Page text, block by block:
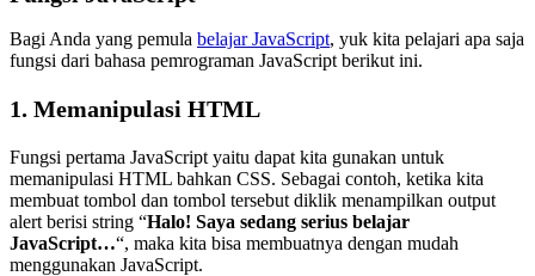
Bagi Anda yang pemula belajar JavaScript, yuk kita pelajari apa saja
fungsi dari bahasa pemrograman JavaScript berikut ini.
1. Memanipulasi HTML
Fungsi pertama JavaScript yaitu dapat kita gunakan untuk
memanipulasi HTML bahkan CSS. Sebagai contoh, ketika kita
membuat tombol dan tombol tersebut diklik menampilkan output
alert berisi string “Halo! Saya sedang serius belajar
JavaScript…“, maka kita bisa membuatnya dengan mudah
menggunakan JavaScript.